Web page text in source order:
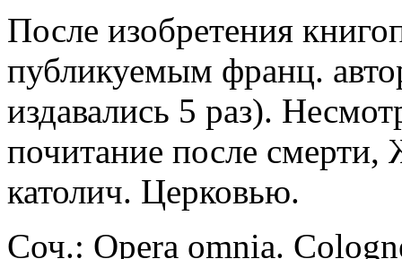
После изобретения
публикуемым франц.
издавались 5 раз).
почитание после
католич. Церковью.
Соч.: Opera omnia.